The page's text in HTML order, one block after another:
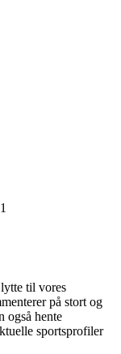
til vores
på stort og
også hente
sportsprofiler